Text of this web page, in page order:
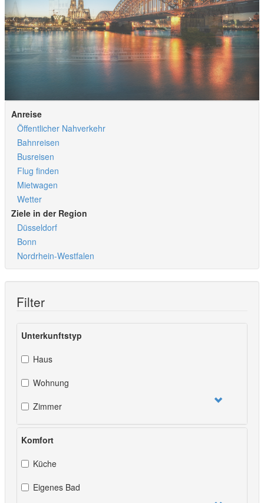
Anreise
Öffentlicher Nahverkehr
Bahnreisen
Busreisen
Flug finden
Mietwagen
Wetter
Ziele in der Region
Düsseldorf
Bonn
Nordrhein-Westfalen
Filter
Unterkunftstyp
Haus
Wohnung
Zimmer
Komfort
Küche
Eigenes Bad